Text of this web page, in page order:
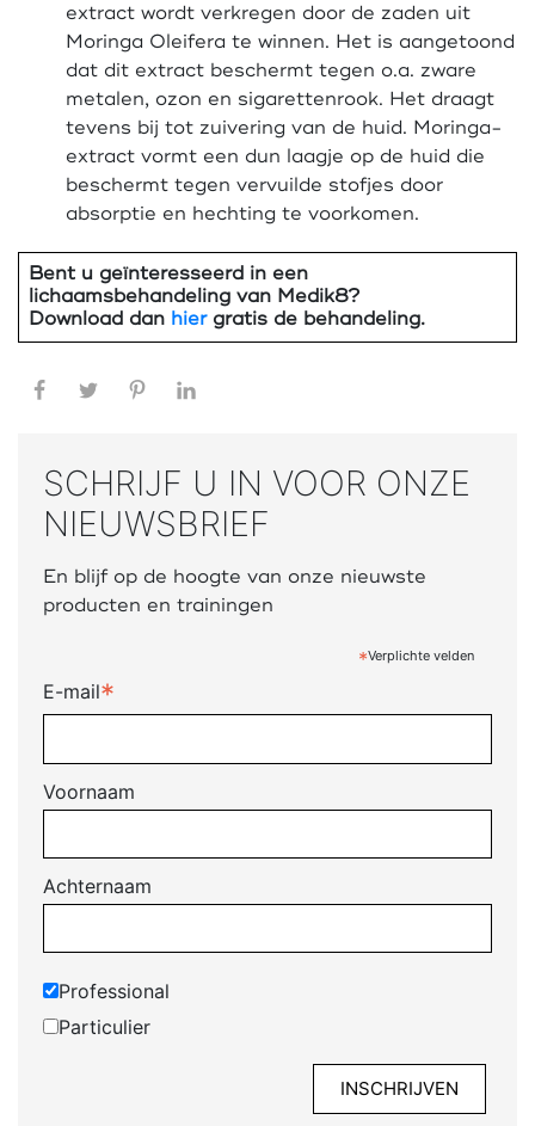
extract wordt verkregen door de zaden uit
Moringa Oleifera te winnen. Het is aangetoond
dat dit extract beschermt tegen o.a. zware
metalen, ozon en sigarettenrook. Het draagt
tevens bij tot zuivering van de huid. Moringa-
extract vormt een dun laagje op de huid die
beschermt tegen vervuilde stofjes door
absorptie en hechting te voorkomen.
Bent u geïnteresseerd in een
lichaamsbehandeling van Medik8?
Download dan hiergratis de behandeling.
Facebook
Twitter Pinterest
SCHRIJF U IN VOOR ONZE
NIEUWSBRIEF
En blijf op de hoogte van onze nieuwste
producten en trainingen
*Verplichte velden
E-mail*
Voornaam
Achternaam
Professional
Particulier